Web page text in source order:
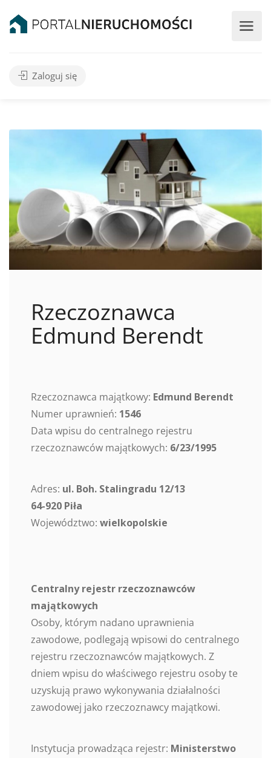
Zaloguj się
Rzeczoznawca
Edmund Berendt
Rzeczoznawca majątkowy: Edmund Berendt
Numer uprawnień: 1546
Data wpisu do centralnego rejestru
rzeczoznawców majątkowych: 6/23/1995
Adres: ul. Boh. Stalingradu 12/13
64-920 Piła
Województwo: wielkopolskie
Centralny rejestr rzeczoznawców
majątkowych
Osoby, którym nadano uprawnienia
zawodowe, podlegają wpisowi do centralnego
rejestru rzeczoznawców majątkowych. Z
dniem wpisu do właściwego rejestru osoby te
uzyskują prawo wykonywania działalności
zawodowej jako rzeczoznawcy majątkowi.
Instytucja prowadząca rejestr: Ministerstwo